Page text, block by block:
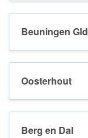
Beuningen Gld
Oosterhout
Berg en Dal